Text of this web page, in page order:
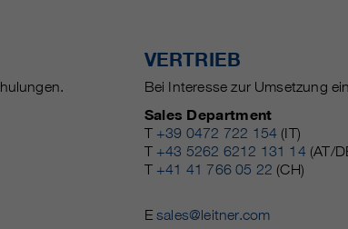
VERTRIEB
Bei Interesse zur Umsetzung
Sales Department
T +39 0472 722 154 (IT)
T +43 5262 6212 131 14(AT/
T +41 41 766 05 22 (CH)
Esales@leitner.com